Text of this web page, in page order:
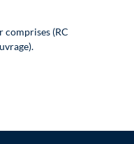
selon disponibilités